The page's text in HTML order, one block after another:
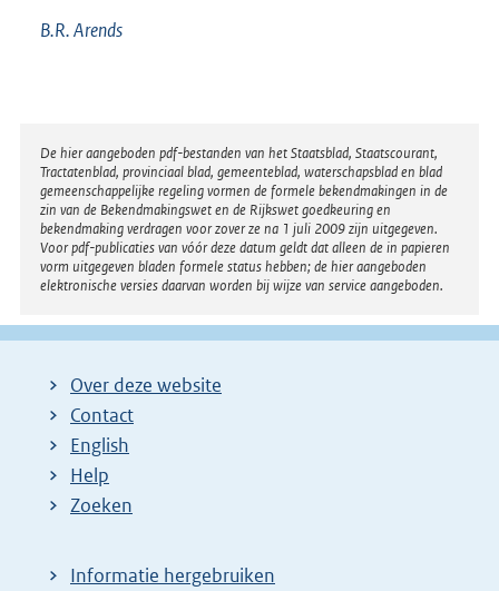
B.R. Arends
Disclaimer
De hier aangeboden pdf-bestanden van het Staatsblad, Staatscourant,
Tractatenblad, provinciaal blad, gemeenteblad, waterschapsblad en blad
gemeenschappelijke regeling vormen de formele bekendmakingen in de
zin van de Bekendmakingswet en de Rijkswet goedkeuring en
bekendmaking verdragen voor zover ze na 1 juli 2009 zijn uitgegeven.
Voor pdf-publicaties van vóór deze datum geldt dat alleen de in papieren
vorm uitgegeven bladen formele status hebben; de hier aangeboden
elektronische versies daarvan worden bij wijze van service aangeboden.
Over deze website
Contact
English
Help
Zoeken
Informatie hergebruiken